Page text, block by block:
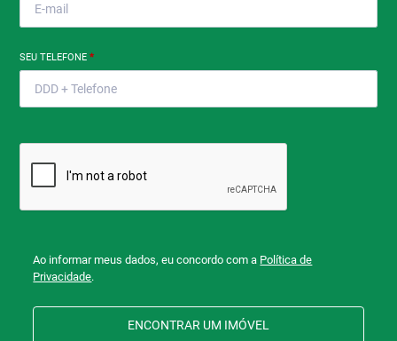
SEU TELEFONE*
Ao informar meus dados, eu concordo com a Política de
Privacidade.
ENCONTRAR UM IMÓVEL